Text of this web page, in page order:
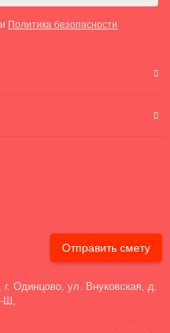
Отправить смету
Политика безопасности
Одинцово, ул. Внуковская, д.
Ш,